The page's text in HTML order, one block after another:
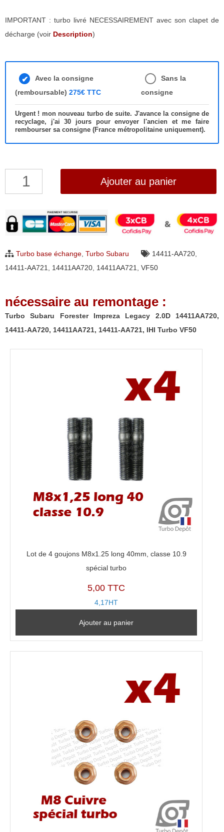
IMPORTANT : turbo livré NECESSAIREMENT avec son clapet de
décharge (voir Description)
Avec la consigne
(remboursable) 275€ TTC
Sans la
consigne
Urgent ! mon nouveau turbo de suite. J'avance la consigne de
recyclage, j'ai 30 jours pour envoyer l'ancien et me faire
rembourser sa consigne (France métropolitaine uniquement).
quantité
Subaru
Forester
Legacy
14411-
AA720,
14411AA721,
Ajouter au panier
Turbo base échange, Turbo Subaru 14411-AA720,
14411-AA721, 14411AA720, 14411AA721, VF50
nécessaire au remontage :
Turbo Subaru Forester Impreza Legacy 2.0D 14411AA720,
14411-AA720, 14411AA721, 14411-AA721, IHI Turbo VF50
Lot de 4 goujons M8x1.25 long 40mm, classe 10.9
spécial turbo
5,00 TTC
4,17HT
Ajouter au panier